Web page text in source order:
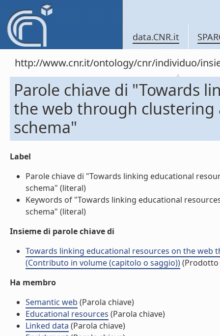
data.CNR.it
http://www.cnr.it/ontology/cnr/individuo/
Parole chiave di "Towards
the web through
schema"
Label
Parole chiave di "Towards linking educational
schema" (literal)
Keywords of "Towards linking educational
schema" (literal)
Insieme di parole chiave di
Towards linking educational resources on the
(Contributo in volume (capitolo o saggio))(Prodotto
Ha membro
Semantic web (Parola chiave)
Educational resources (Parola chiave)
Linked data (Parola chiave)